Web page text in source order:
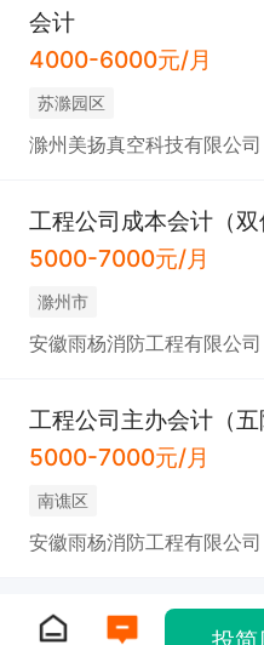
会计
4000-6000元/月
苏滁园区
滁州美扬真空科技有限公司
工程公司成本会计（双
5000-7000元/月
滁州市
安徽雨杨消防工程有限公司
工程公司主办会计（五
5000-7000元/月
南谯区
安徽雨杨消防工程有限公司